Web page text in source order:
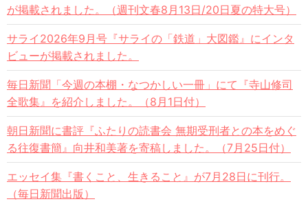
が掲載されました。（週刊文春8月13日/20日夏の特大号）
サライ2026年9月号『サライの「鉄道」大図鑑』にインタ
ビューが掲載されました。
毎日新聞「今週の本棚・なつかしい一冊」にて『寺山修司
全歌集』を紹介しました。（8月1日付）
朝日新聞に書評『ふたりの読書会 無期受刑者との本をめぐ
る往復書簡』向井和美著を寄稿しました。（7月25日付）
エッセイ集『書くこと、生きること』が7月28日に刊行。
（毎日新聞出版）